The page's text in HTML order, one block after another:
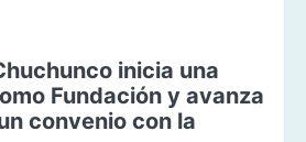
inicia una
Fundación y avanza
convenio con la